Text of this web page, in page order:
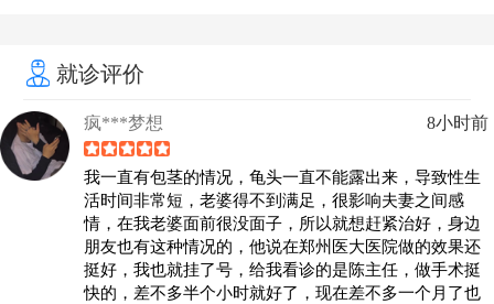
就诊评价
疯***梦想 8小时前
我一直有包茎的情况，龟头一直不能露出来，导致性生
活时间非常短，老婆得不到满足，很影响夫妻之间感
情，在我老婆面前很没面子，所以就想赶紧治好，身边
朋友也有这种情况的，他说在郑州医大医院做的效果还
挺好，我也就挂了号，给我看诊的是陈主任，做手术挺
快的，差不多半个小时就好了，现在差不多一个月了也